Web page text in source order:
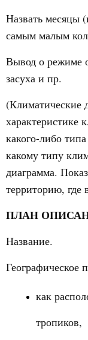
Назвать месяцы
самым малым
Вывод о режиме
засуха и пр.
(Климатические
характеристике
какого-либо
какому типу
диаграмма.
территорию, где
ПЛАН
Название.
Географическое
как
тропиков,